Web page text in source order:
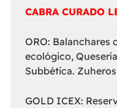
CABRA CURADO
ORO: Balanchares
ecológico,
Subbética.
GOLD ICEX: